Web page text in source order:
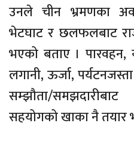
उनले चीन भ्रमणका
भेटघाट र छलफलबाट
भएको बताए । पारवहन,
लगानी, ऊर्जा,
सम्झौता/
सहयोगको खाका नै तयार